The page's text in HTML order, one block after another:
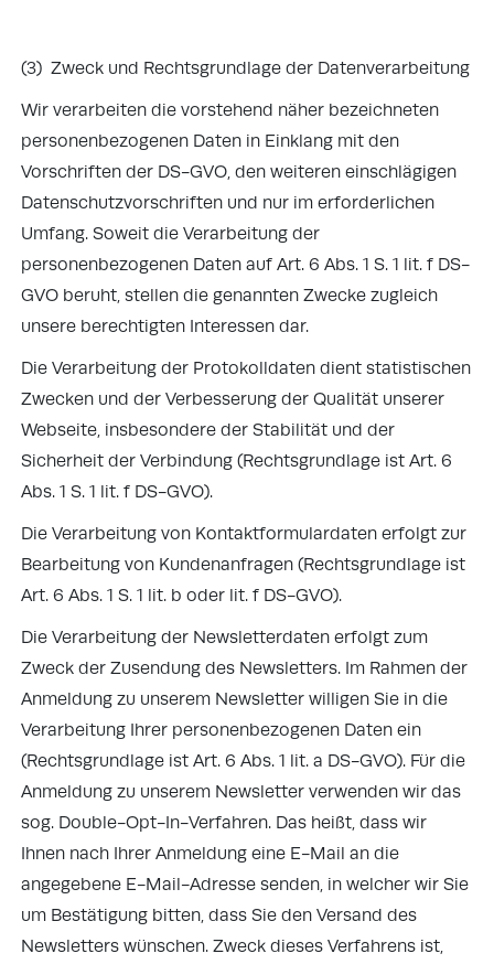
(3) Zweck und Rechtsgrundlage der Datenverarbeitung
Wir verarbeiten die vorstehend näher bezeichneten
personenbezogenen Daten in Einklang mit den
Vorschriften der DS-GVO, den weiteren einschlägigen
Datenschutzvorschriften und nur im erforderlichen
Umfang. Soweit die Verarbeitung der
personenbezogenen Daten auf Art. 6 Abs. 1 S. 1 lit. f DS-
GVO beruht, stellen die genannten Zwecke zugleich
unsere berechtigten Interessen dar.
Die Verarbeitung der Protokolldaten dient statistischen
Zwecken und der Verbesserung der Qualität unserer
Webseite, insbesondere der Stabilität und der
Sicherheit der Verbindung (Rechtsgrundlage ist Art. 6
Abs. 1 S. 1 lit. f DS-GVO).
Die Verarbeitung von Kontaktformulardaten erfolgt zur
Bearbeitung von Kundenanfragen (Rechtsgrundlage ist
Art. 6 Abs. 1 S. 1 lit. b oder lit. f DS-GVO).
Die Verarbeitung der Newsletterdaten erfolgt zum
Zweck der Zusendung des Newsletters. Im Rahmen der
Anmeldung zu unserem Newsletter willigen Sie in die
Verarbeitung Ihrer personenbezogenen Daten ein
(Rechtsgrundlage ist Art. 6 Abs. 1 lit. a DS-GVO). Für die
Anmeldung zu unserem Newsletter verwenden wir das
sog. Double-Opt-In-Verfahren. Das heißt, dass wir
Ihnen nach Ihrer Anmeldung eine E-Mail an die
angegebene E-Mail-Adresse senden, in welcher wir Sie
um Bestätigung bitten, dass Sie den Versand des
Newsletters wünschen. Zweck dieses Verfahrens ist,